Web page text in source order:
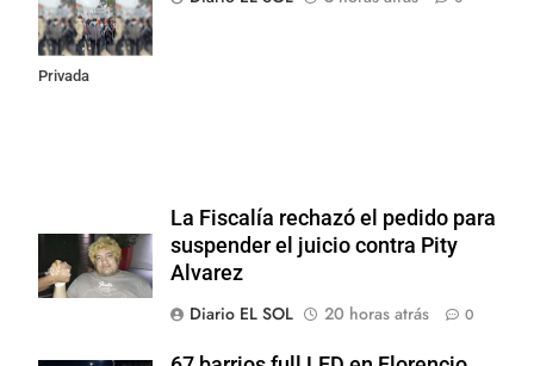
la Ley de
Propiedad
Privada
La Fiscalía rechazó el pedido para
suspender el juicio contra Pity
Alvarez
Diario EL SOL
20 horas atrás 0